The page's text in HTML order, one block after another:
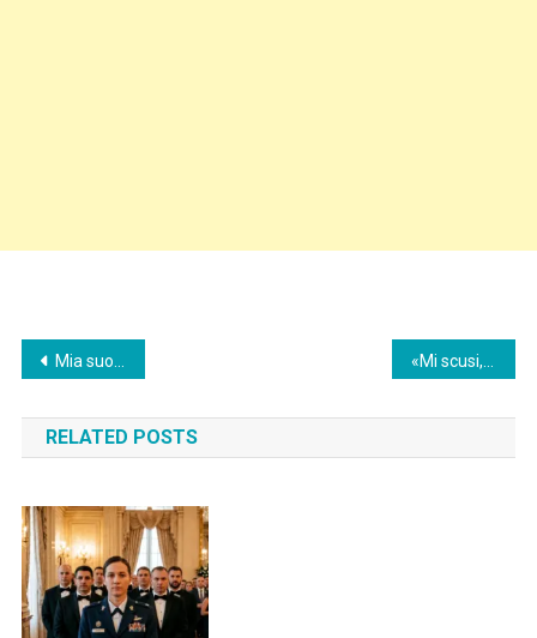
Post
navigation
Mia suocera ha messo qualcosa nel mio champagne al nostro matrimonio, così ho scambiato i bicchieri e sono rimasta in silenzio.
RELATED POSTS